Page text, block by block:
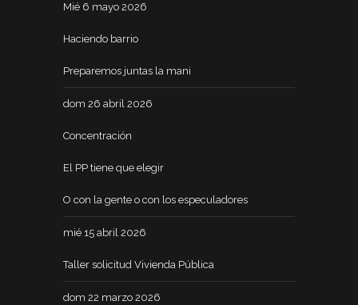
Mié 6 mayo 2026
Haciendo barrio
Preparemos juntas la mani
dom 26 abril 2026
Concentración
El PP tiene que elegir
O con la gente o con los especuladores
mié 15 abril 2026
Taller solicitud Vivienda Pública
dom 22 marzo 2026